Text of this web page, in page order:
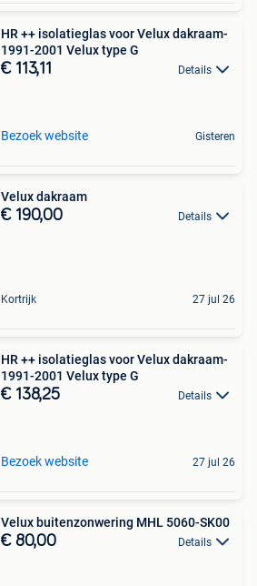
HR ++ isolatieglas voor Velux dakraam-
1991-2001 Velux type G
€ 113,11 Details
Bezoek website Gisteren
Velux dakraam
€ 190,00 Details
Kortrijk 27 jul 26
HR ++ isolatieglas voor Velux dakraam-
1991-2001 Velux type G
€ 138,25 Details
Bezoek website 27 jul 26
Velux buitenzonwering MHL 5060-SK00
€ 80,00 Details